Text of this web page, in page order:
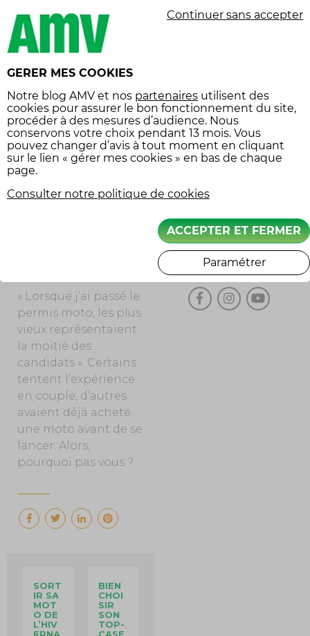
permanente. Ce ne
sont ni les mêmes
réflexes ni le même
» explique Philippe.
Une difficulté loin
d’être insurmontable
: à l’examen pratique,
la phase de
circulation implique
des situations
similaires à celles du
« Lorsque j’ai passé le
permis moto, les plus
vieux représentaient
la moitié des
candidats ». Certains
tentent l’expérience
en couple, d’autres
avaient déjà acheté
une moto avant de se
lancer. Alors,
pourquoi pas vous ?
SORT
IR SA
MOT
O DE
L’HIV
BIEN
CHOI
SIR
SON
TOP-
sécurité
sécurité routière
Tarifs
vol
Équipement
équipement voiture
SUIVEZ-NOUS
GERER MES COOKIES
Notre blog AMV et nos partenaires utilisent des
cookies pour assurer le bon fonctionnement du site,
procéder à des mesures d’audience. Nous
conservons votre choix pendant 13 mois. Vous
pouvez changer d’avis à tout moment en cliquant
sur le lien « gérer mes cookies » en bas de chaque
page.
Consulter notre politique de cookies
Continuer sans accepter
ACCEPTER ET FERMER
Paramétrer